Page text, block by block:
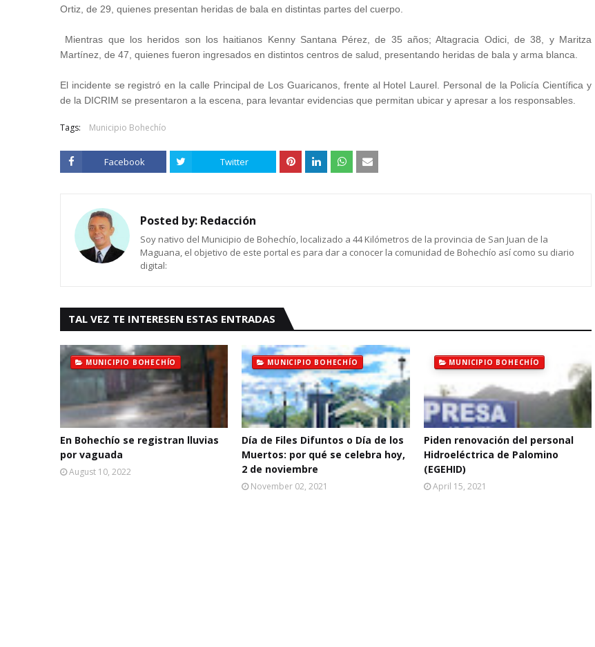
Ortiz, de 29, quienes presentan heridas de bala en distintas partes del cuerpo.
Mientras que los heridos son los haitianos Kenny Santana Pérez, de 35 años; Altagracia Odici, de 38, y Maritza
Martínez, de 47, quienes fueron ingresados en distintos centros de salud, presentando heridas de bala y arma blanca.
El incidente se registró en la calle Principal de Los Guaricanos, frente al Hotel Laurel. Personal de la Policía Científica y
de la DICRIM se presentaron a la escena, para levantar evidencias que permitan ubicar y apresar a los responsables.
Tags: Municipio Bohechío
Facebook Twitter
Posted by: Redacción
Soy nativo del Municipio de Bohechío, localizado a 44 Kilómetros de la provincia de San Juan de la
Maguana, el objetivo de este portal es para dar a conocer la comunidad de Bohechío así como su diario
digital:
TAL VEZ TE INTERESEN ESTAS ENTRADAS
MUNICIPIO BOHECHÍO
En Bohechío se registran lluvias
por vaguada
August 10, 2022
MUNICIPIO BOHECHÍO
Día de Files Difuntos o Día de los
Muertos: por qué se celebra hoy,
2 de noviembre
November 02, 2021
MUNICIPIO BOHECHÍO
Piden renovación del personal
Hidroeléctrica de Palomino
(EGEHID)
April 15, 2021